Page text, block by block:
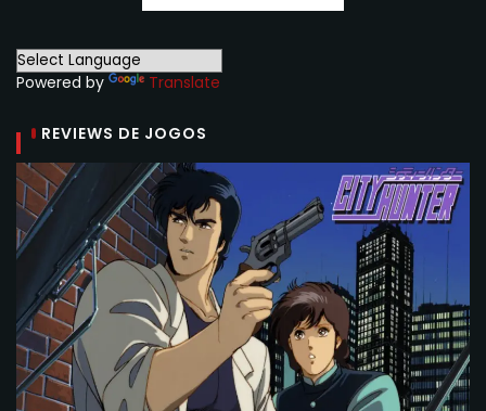
Powered by Translate
REVIEWS DE JOGOS